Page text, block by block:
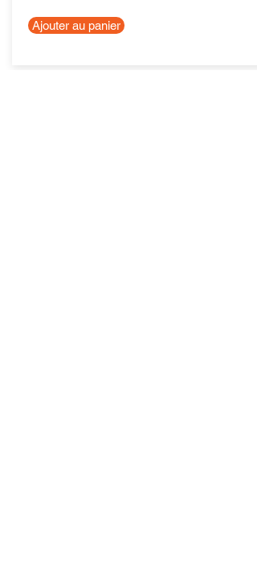
Ajouter au panier